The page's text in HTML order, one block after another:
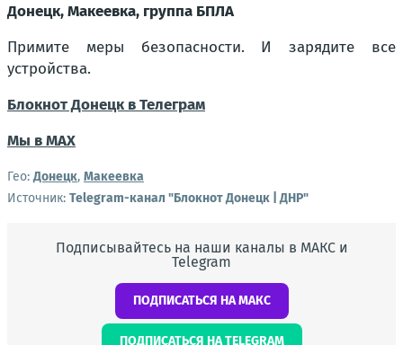
Донецк, Макеевка, группа БПЛА
Примите меры безопасности. И зарядите все
устройства.
Блокнот Донецк в Телеграм
Мы в МАХ
Гео:Донецк, Макеевка
Источник: Telegram-канал "Блокнот Донецк | ДНР"
Подписывайтесь на наши каналы в МАКС и
Telegram
ПОДПИСАТЬСЯ НА МАКС
ПОДПИСАТЬСЯ НА TELEGRAM